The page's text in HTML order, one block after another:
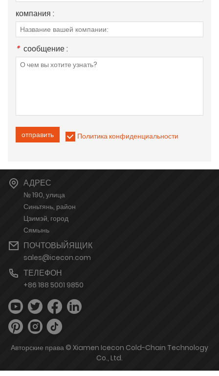
компания :
* сообщение :
отправить Политика конфиденциальности
АДРЕС
№ 190, улица
Синьтянь, район
Цзимэй, город
Сямынь
ПОЧТОВЫЙЯЩИК
sales@icecon.com
ТЕЛЕФОН
+86 188 5001 9850
Авторские права © Xiamen Icecon Cold-Chain Technology
Co., Ltd.